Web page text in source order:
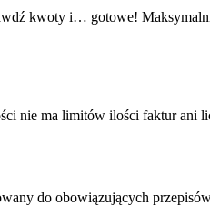
kwoty i… gotowe!
nie ma limitów ilości faktur ani
do obowiązujących